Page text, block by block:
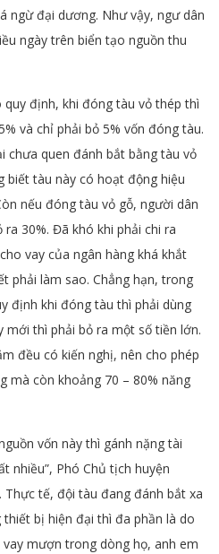
ngừ đại dương. Như vậy, ngư dân
ngày trên biển tạo nguồn thu
định, khi đóng tàu vỏ thép thì
và chỉ phải bỏ 5% vốn đóng tàu.
chưa quen đánh bắt bằng tàu vỏ
biết tàu này có hoạt động hiệu
nếu đóng tàu vỏ gỗ, người dân
30%. Đã khó khi phải chi ra
vay của ngân hàng khá khắt
phải làm sao. Chẳng hạn, trong
định khi đóng tàu thì phải dùng
thì phải bỏ ra một số tiền lớn.
đều có kiến nghị, nên cho phép
mà còn khoảng 70 – 80% năng
vốn này thì gánh nặng tài
nhiều”, Phó Chủ tịch huyện
tế, đội tàu đang đánh bắt xa
bị hiện đại thì đa phần là do
mượn trong dòng họ, anh em